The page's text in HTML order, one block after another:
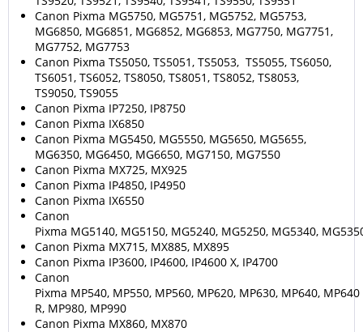
Canon Pixma MG5750, MG5751, MG5752, MG5753,
MG6850, MG6851, MG6852, MG6853, MG7750, MG7751,
MG7752, MG7753
Canon Pixma TS5050, TS5051, TS5053, TS5055, TS6050,
TS6051, TS6052, TS8050, TS8051, TS8052, TS8053,
TS9050, TS9055
Canon Pixma IP7250, IP8750
Canon Pixma IX6850
Canon Pixma MG5450, MG5550, MG5650, MG5655,
MG6350, MG6450, MG6650, MG7150, MG7550
Canon Pixma MX725, MX925
Canon Pixma IP4850, IP4950
Canon Pixma IX6550
Canon
Pixma MG5140, MG5150, MG5240, MG5250, MG5340,
Canon Pixma MX715, MX885, MX895
Canon Pixma IP3600, IP4600, IP4600 X, IP4700
Canon
Pixma MP540, MP550, MP560, MP620, MP630, MP640, MP640
R, MP980, MP990
Canon Pixma MX860, MX870